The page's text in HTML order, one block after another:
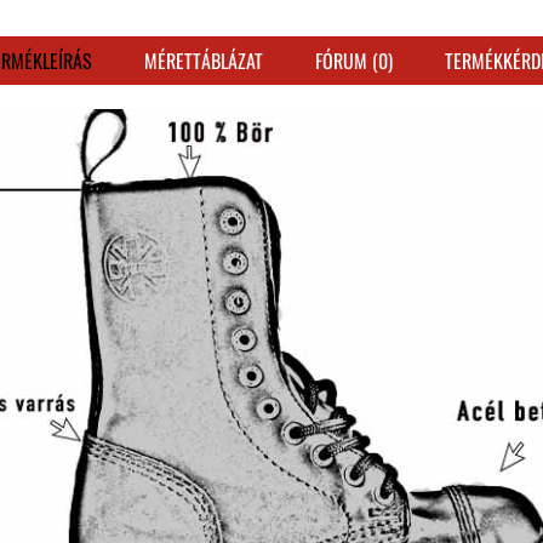
MÉRETTÁBLÁZAT FÓRUM (0)